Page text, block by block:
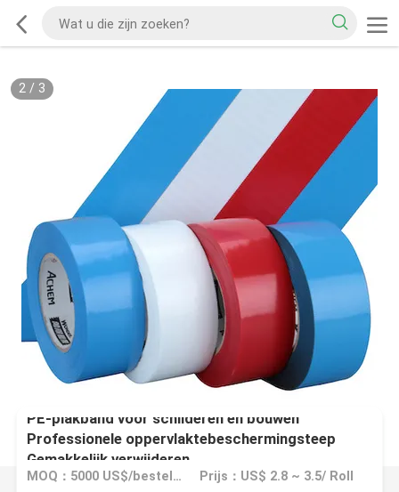
2/ 3
PE-plakband voor schilderen en bouwen
Professionele oppervlaktebeschermingsteep
Gemakkelijk verwijderen
MOQ：5000 US$/bestelling Prijs：US$ 2.8 ~ 3.5/ Roll